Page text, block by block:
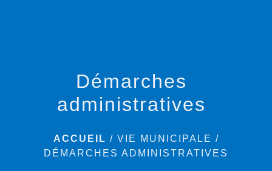
Démarches
administratives
ACCUEIL / VIE MUNICIPALE /
DÉMARCHES ADMINISTRATIVES